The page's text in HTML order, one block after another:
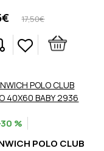
17,50€
%
POLO CLUB